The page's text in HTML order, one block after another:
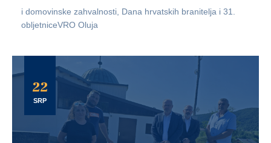
i domovinske zahvalnosti, Dana hrvatskih branitelja i 31.
obljetniceVRO Oluja
22
SRP